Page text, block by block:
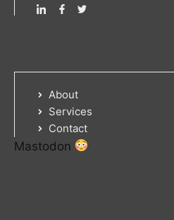
About
Services
Contact
Mastodon